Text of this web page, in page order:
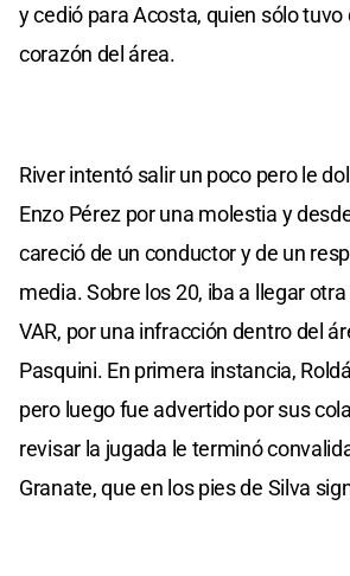
y cedió para Acosta, quien sólo tuvo
corazón del área.
River intentó salir un poco pero le
Enzo Pérez por una molestia y
careció de un conductor y de un
media. Sobre los 20, iba a llegar
VAR, por una infracción dentro del
Pasquini. En primera instancia,
pero luego fue advertido por sus
revisar la jugada le terminó
Granate, que en los pies de Silva